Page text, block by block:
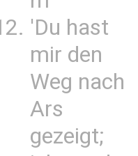
'Du hast
mir den
Weg nach
Ars
gezeigt;